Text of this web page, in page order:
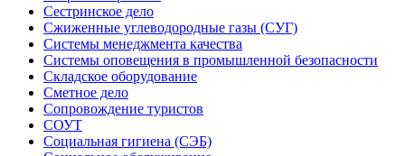
Сестринское дело
Сжиженные углеводородные газы (СУГ)
Системы менеджмента качества
Системы оповещения в промышленной безопасности
Складское оборудование
Сметное дело
Сопровождение туристов
СОУТ
Социальная гигиена (СЭБ)